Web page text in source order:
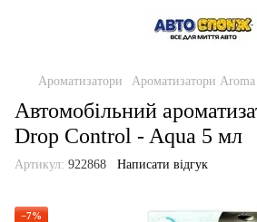
Ароматизатори Ароматизатори
Автомобільний
Drop Control - Aqua 5 мл
Артикул: 922868 Написати відгук
−7%